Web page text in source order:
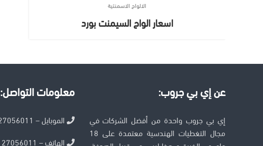
الالواح الاسمنتية
اسعار الواح السيمنت بورد
عن إي بي جروب:
إي بي جروب واحدة من أفضل الشركات في
مجال التغطيات الهندسية معتمدة على 18
معلومات التواصل:
الموبايل – 01127056011
الهاتف – 01127056011